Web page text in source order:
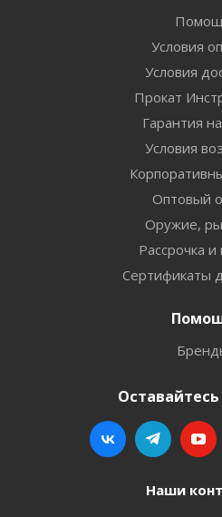
Условия
Условия
Прокат
Гарантия
Условия
Оптовый
Оружие,
Рассрочка и
Сертификаты
Оставайтесь
Наши